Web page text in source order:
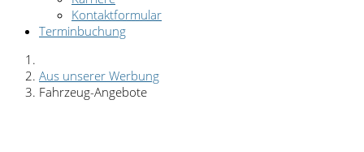
Kontaktformular
Terminbuchung
Aus unserer Werbung
Fahrzeug-Angebote